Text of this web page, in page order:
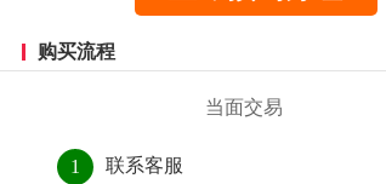
购买流程
当面交易
1 联系客服